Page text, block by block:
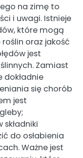
na zimę to
i uwagi. Istnieje
które mogą
oraz jakość
jest
Zamiast
dokładnie
się chorób
jest
do osłabienia
Ważne jest